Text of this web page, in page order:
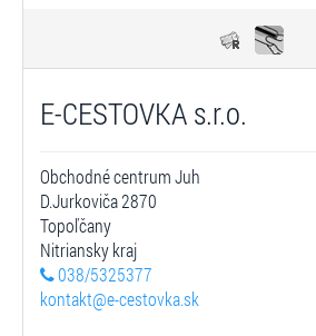
E-CESTOVKA s.r.o.
Obchodné centrum Juh
D.Jurkoviča 2870
Topoľčany
Nitriansky kraj
038/5325377
kontakt@e-cestovka.sk